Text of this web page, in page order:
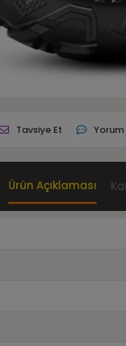
Tavsiye Et Yorum
Ürün Açıklaması